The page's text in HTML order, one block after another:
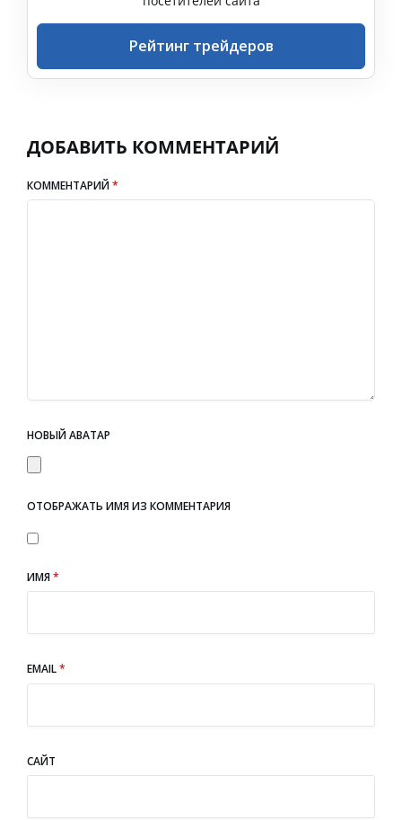
Рейтинг трейдеров
ДОБАВИТЬ КОММЕНТАРИЙ
КОММЕНТАРИЙ*
НОВЫЙ АВАТАР
ОТОБРАЖАТЬ ИМЯ ИЗ КОММЕНТАРИЯ
ИМЯ*
EMAIL*
САЙТ